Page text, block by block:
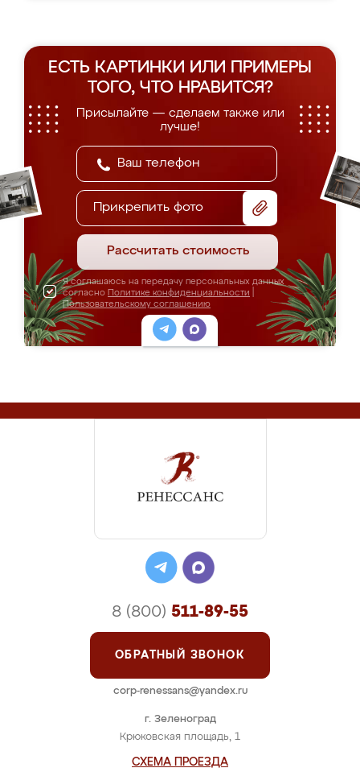
ЕСТЬ КАРТИНКИ ИЛИ ПРИМЕРЫ
ТОГО, ЧТО НРАВИТСЯ?
Присылайте — сделаем также или
лучше!
Прикрепить фото
Рассчитать стоимость
Я соглашаюсь на передачу персональных данных
согласно Политике конфиденциальности
Пользовательскому соглашению
г. Зеленоград
Крюковская площадь, 1
СХЕМА ПРОЕЗДА
8 (800) 511-89-55
ОБРАТНЫЙ ЗВОНОК
corp-renessans@yandex.ru